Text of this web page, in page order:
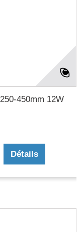
450mm 12W
Détails